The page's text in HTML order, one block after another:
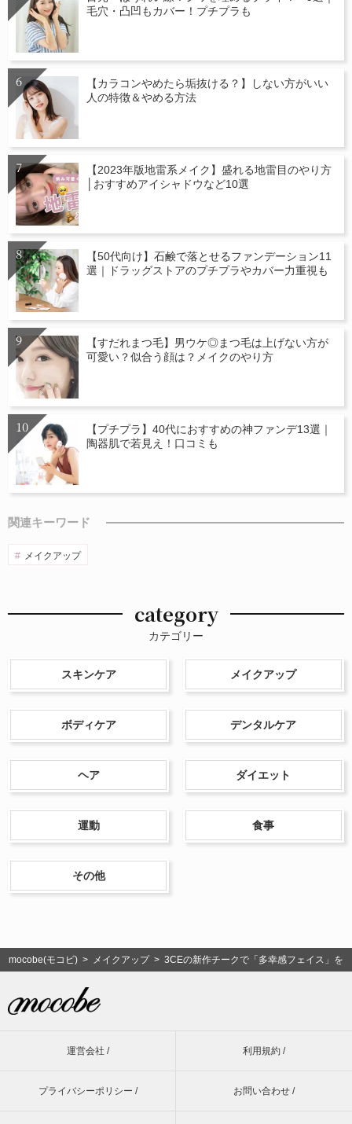
毛穴・凸凹もカバー！プチプラも
【カラコンやめたら垢抜ける？】しない方がいい
人の特徴＆やめる方法
【2023年版地雷系メイク】盛れる地雷目のやり方
│おすすめアイシャドウなど10選
【50代向け】石鹸で落とせるファンデーション11
選｜ドラッグストアのプチプラやカバー力重視も
【すだれまつ毛】男ウケ◎まつ毛は上げない方が
可愛い？似合う顔は？メイクのやり方
【プチプラ】40代におすすめの神ファンデ13選｜
陶器肌で若見え！口コミも
関連キーワード
メイクアップ
category
カテゴリー
スキンケア メイクアップ
ボディケア デンタルケア
ヘア ダイエット
運動 食事
その他
mocobe(モコビ) > メイクアップ> 3CEの新作チークで「多幸感フェイス」を
運営会社 / 利用規約 /
プライバシーポリシー / お問い合わせ /